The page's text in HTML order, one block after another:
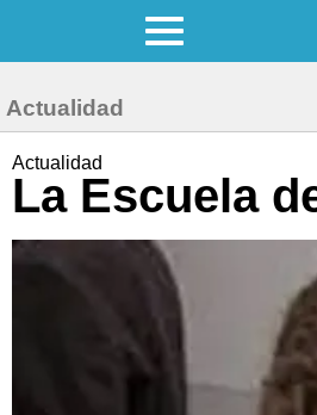
Actualidad
Actualidad
La Escuela